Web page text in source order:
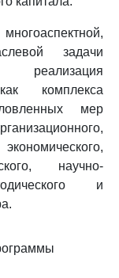
задачи
комплекса
мер
научно-
и